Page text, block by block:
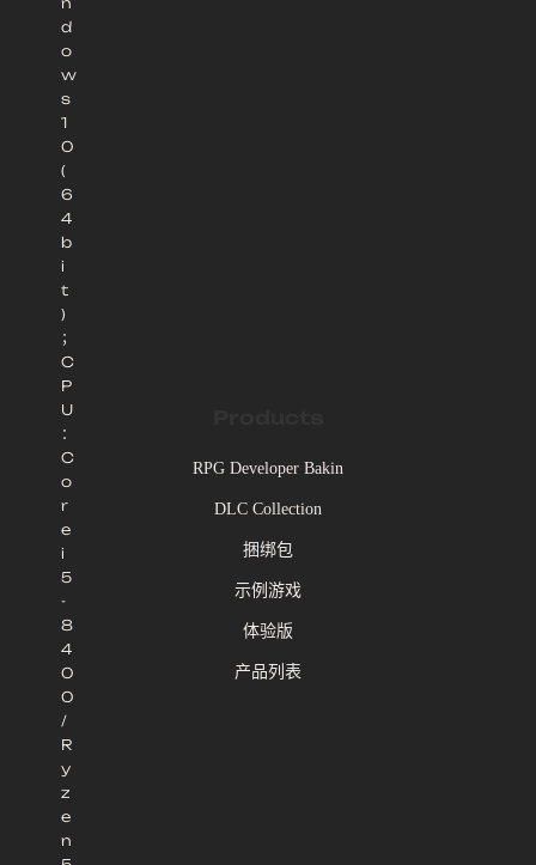
d
o
w
s
1
0
(
6
4
b
i
t
)
；
C
P
U
：
C
o
r
e
i
5
-
8
4
0
0
/
R
y
z
e
n
RPG Developer Bakin
DLC Collection
捆绑包
示例游戏
体验版
产品列表